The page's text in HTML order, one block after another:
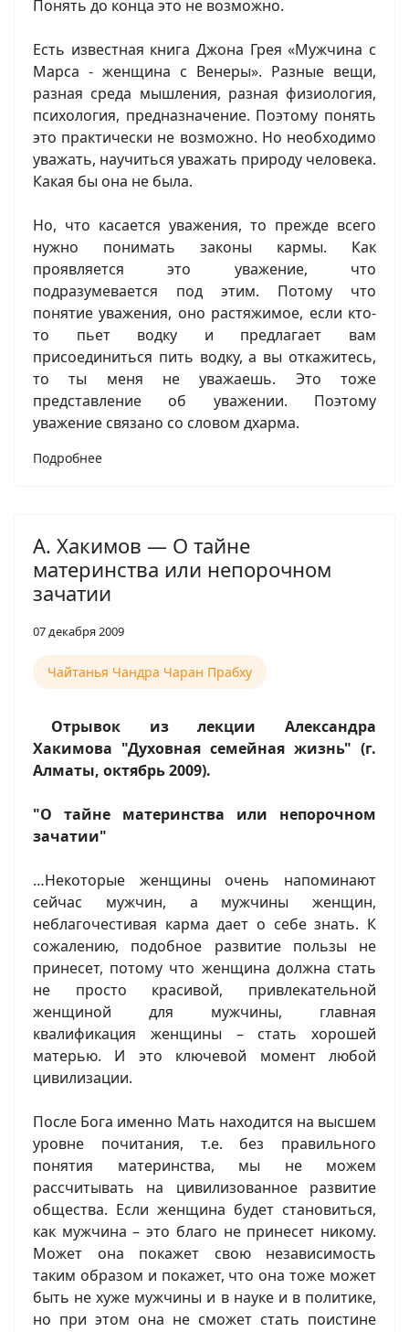
Понять до конца это не возможно.
Есть известная книга Джона Грея «Мужчина с
Марса - женщина с Венеры». Разные вещи,
разная среда мышления, разная физиология,
психология, предназначение. Поэтому понять
это практически не возможно. Но необходимо
уважать, научиться уважать природу человека.
Какая бы она не была.
Но, что касается уважения, то прежде всего
нужно понимать законы кармы. Как
проявляется это уважение, что
подразумевается под этим. Потому что
понятие уважения, оно растяжимое, если кто-
то пьет водку и предлагает вам
присоединиться пить водку, а вы откажитесь,
то ты меня не уважаешь. Это тоже
представление об уважении. Поэтому
уважение связано со словом дхарма.
Подробнее
А. Хакимов — О тайне
материнства или непорочном
зачатии
07 декабря 2009
Чайтанья Чандра Чаран Прабху
Отрывок из лекции Александра
Хакимова "Духовная семейная жизнь" (г.
Алматы, октябрь 2009).
"О тайне материнства или непорочном
зачатии"
…Некоторые женщины очень напоминают
сейчас мужчин, а мужчины женщин,
неблагочестивая карма дает о себе знать. К
сожалению, подобное развитие пользы не
принесет, потому что женщина должна стать
не просто красивой, привлекательной
женщиной для мужчины, главная
квалификация женщины – стать хорошей
матерью. И это ключевой момент любой
цивилизации.
После Бога именно Мать находится на высшем
уровне почитания, т.е. без правильного
понятия материнства, мы не можем
рассчитывать на цивилизованное развитие
общества. Если женщина будет становиться,
как мужчина – это благо не принесет никому.
Может она покажет свою независимость
таким образом и покажет, что она тоже может
быть не хуже мужчины и в науке и в политике,
но при этом она не сможет стать поистине